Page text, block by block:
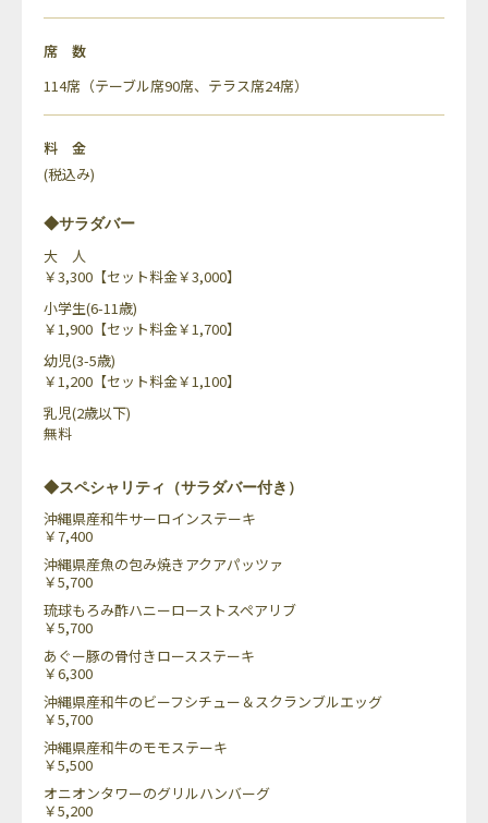
席数
114席（テーブル席90席、テラス席24席）
料金
(税込み)
◆サラダバー
大 人
￥3,300【セット料金￥3,000】
小学生(6-11歳)
￥1,900【セット料金￥1,700】
幼児(3-5歳)
￥1,200【セット料金￥1,100】
乳児(2歳以下)
無料
◆スペシャリティ（サラダバー付き）
沖縄県産和牛サーロインステーキ
￥7,400
沖縄県産魚の包み焼きアクアパッツァ
￥5,700
琉球もろみ酢ハニーローストスペアリブ
￥5,700
あぐー豚の骨付きロースステーキ
￥6,300
沖縄県産和牛のビーフシチュー＆スクランブルエッグ
￥5,700
沖縄県産和牛のモモステーキ
￥5,500
オニオンタワーのグリルハンバーグ
￥5,200